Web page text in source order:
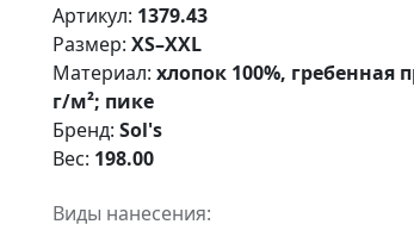
Артикул: 1379.43
Размер: XS–XXL
Материал: хлопок 100%, гребенная
г/м²; пике
Бренд: Sol's
Вес: 198.00
Виды нанесения: